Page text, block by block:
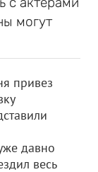
могут
привез
давно
весь